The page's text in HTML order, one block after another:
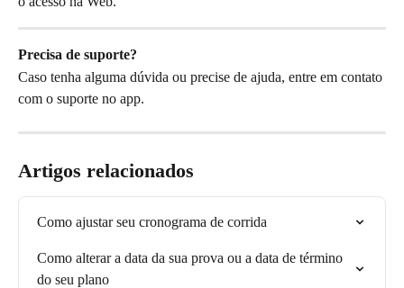
Precisa de suporte?
Caso tenha alguma dúvida ou precise de ajuda, entre em contato
com o suporte no app.
Artigos relacionados
Como ajustar seu cronograma de corrida
Como alterar a data da sua prova ou a data de término
do seu plano